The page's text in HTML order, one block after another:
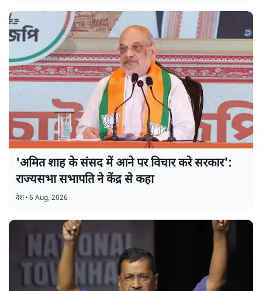
'अमित शाह के संसद में आने पर विचार करे सरकार':
राज्यसभा सभापति ने केंद्र से कहा
देश•6 Aug, 2026